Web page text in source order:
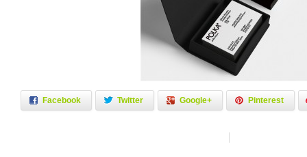
Facebook Twitter Google+ Pinterest